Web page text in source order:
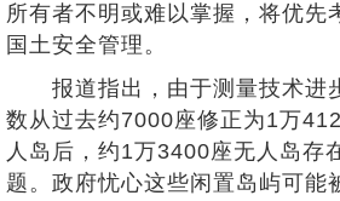
所有者不明或难以掌握，将优先
国土安全管理。
报道指出，由于测量技术进
数从过去约7000座修正为1万
人岛后，约1万3400座无人岛存
题。政府忧心这些闲置岛屿可能